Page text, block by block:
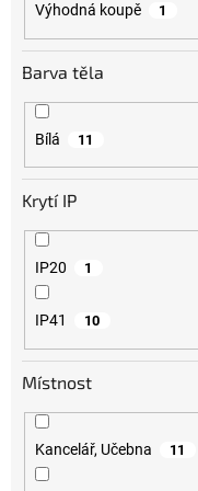
Výhodná koupě 1
Barva těla
Bílá 11
Krytí IP
IP20 1
IP41 10
Místnost
Kancelář, Učebna 11